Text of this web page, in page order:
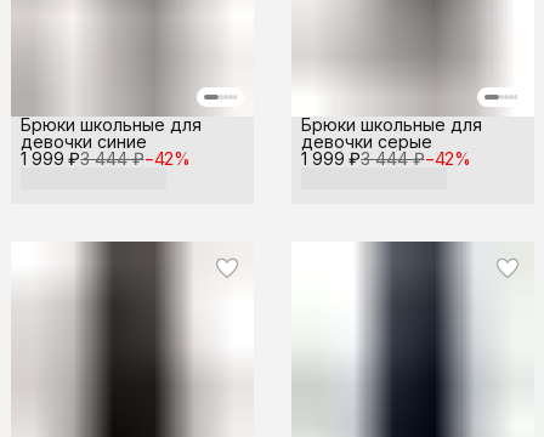
1 999 ₽3 444 ₽−42%
Брюки школьные для
девочки синие
1 999 ₽3 444 ₽−42%
Брюки школьные для
девочки серые